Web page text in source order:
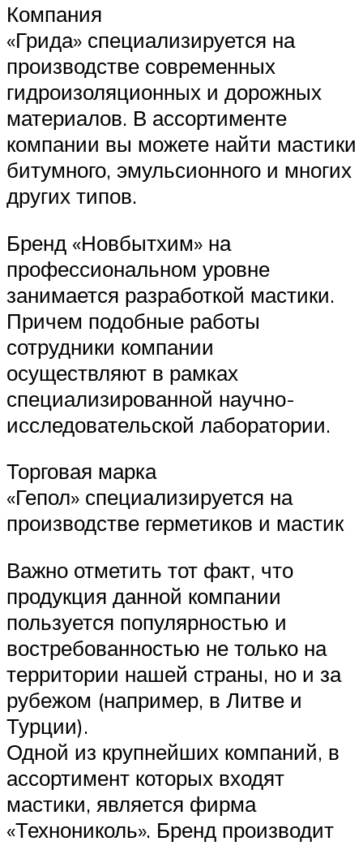
Компания
«Грида» специализируется на
производстве современных
гидроизоляционных и дорожных
материалов. В ассортименте
компании вы можете найти мастики
битумного, эмульсионного и многих
других типов.
Бренд «Новбытхим» на
профессиональном уровне
занимается разработкой мастики.
Причем подобные работы
сотрудники компании
осуществляют в рамках
специализированной научно-
исследовательской лаборатории.
Торговая марка
«Гепол» специализируется на
производстве герметиков и мастик
Важно отметить тот факт, что
продукция данной компании
пользуется популярностью и
востребованностью не только на
территории нашей страны, но и за
рубежом (например, в Литве и
Турции).
Одной из крупнейших компаний, в
ассортимент которых входят
мастики, является фирма
«Технониколь». Бренд производит